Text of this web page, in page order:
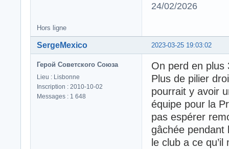
24/02/2026
Hors ligne
2023-03-25 19:03:02
SergeMexico
Герой Советского Союза
Lieu : Lisbonne
Inscription : 2010-10-02
Messages : 1 648
On perd en plus
Plus de pilier
pourrait y avoir
équipe pour la
pas espérer
gâchée pendant
le club a ce